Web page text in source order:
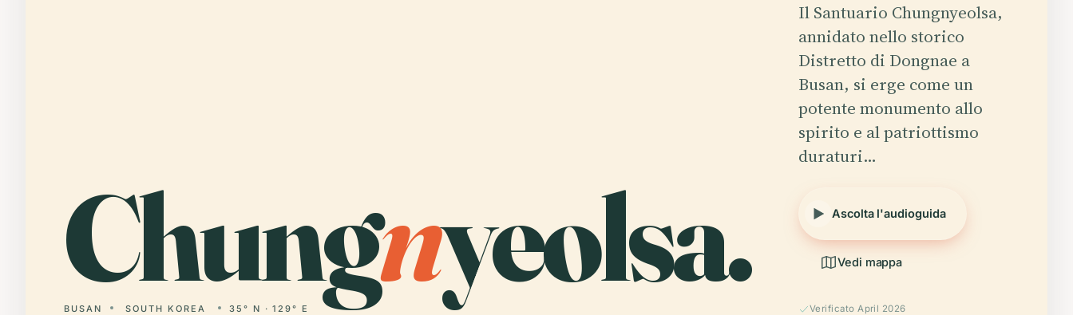
Chungnyeolsa.
BUSAN SOUTH KOREA 35° N · 129° E
Il Santuario Chungnyeolsa,
annidato nello storico
Distretto di Dongnae a
Busan, si erge come un
potente monumento allo
spirito e al patriottismo
duraturi…
Ascolta l'audioguida
Vedi mappa
Verificato April 2026